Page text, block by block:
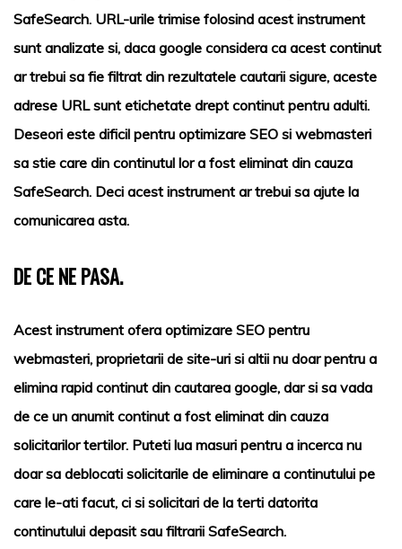
SafeSearch. URL-urile trimise folosind acest instrument
sunt analizate si, daca google considera ca acest continut
ar trebui sa fie filtrat din rezultatele cautarii sigure, aceste
adrese URL sunt etichetate drept continut pentru adulti.
Deseori este dificil pentru optimizare SEO si webmasteri
sa stie care din continutul lor a fost eliminat din cauza
SafeSearch. Deci acest instrument ar trebui sa ajute la
comunicarea asta.
DE CE NE PASA.
Acest instrument ofera optimizare SEO pentru
webmasteri, proprietarii de site-uri si altii nu doar pentru a
elimina rapid continut din cautarea google, dar si sa vada
de ce un anumit continut a fost eliminat din cauza
solicitarilor tertilor. Puteti lua masuri pentru a incerca nu
doar sa deblocati solicitarile de eliminare a continutului pe
care le-ati facut, ci si solicitari de la terti datorita
continutului depasit sau filtrarii SafeSearch.